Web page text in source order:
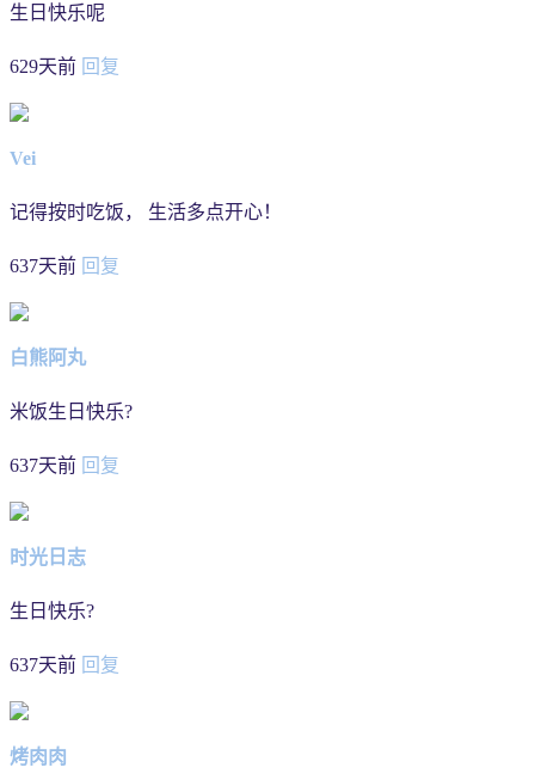
生日快乐呢
629天前 回复
Vei
记得按时吃饭， 生活多点开心！
637天前 回复
白熊阿丸
米饭生日快乐?
637天前 回复
时光日志
生日快乐?
637天前 回复
烤肉肉